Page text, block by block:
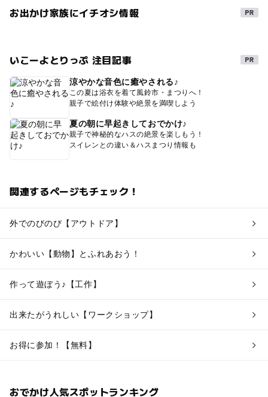
お出かけ家族にイチオシ情報
いこーよとりっぷ 注目記事
涼やかな音色に癒やされる♪
この夏は浴衣を着て風鈴市・まつりへ！
親子で絵付け体験や絶景を満喫しよう
夏の朝に早起きしておでかけ♪
親子で神秘的なハスの絶景を楽しもう！
スイレンとの違い＆ハスまつり情報も
関連するページもチェック！
外でのびのび【アウトドア】
かわいい【動物】とふれあおう！
作って遊ぼう♪【工作】
出来たがうれしい【ワークショップ】
お得に参加！【無料】
おでかけ人気スポットランキング